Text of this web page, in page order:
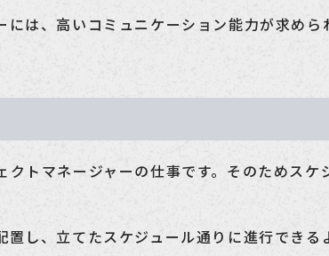
は、高いコミュニケーション能力が求めら
クトマネージャーの仕事です。そのためス
し、立てたスケジュール通りに進行でき